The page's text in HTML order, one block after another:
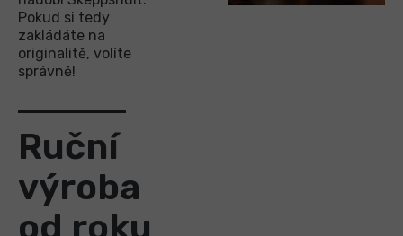
Pokud si tedy
zakládáte na
originalitě, volíte
správně!
Ruční
výroba
od roku